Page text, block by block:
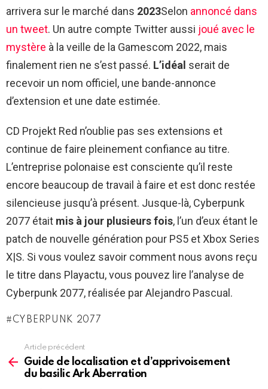
arrivera sur le marché dans 2023Selon annoncé dans
un tweet. Un autre compte Twitter aussi joué avec le
mystère à la veille de la Gamescom 2022, mais
finalement rien ne s’est passé. L’idéal serait de
recevoir un nom officiel, une bande-annonce
d’extension et une date estimée.
CD Projekt Red n’oublie pas ses extensions et
continue de faire pleinement confiance au titre.
L’entreprise polonaise est consciente qu’il reste
encore beaucoup de travail à faire et est donc restée
silencieuse jusqu’à présent. Jusque-là, Cyberpunk
2077 était mis à jour plusieurs fois, l’un d’eux étant le
patch de nouvelle génération pour PS5 et Xbox Series
X|S. Si vous voulez savoir comment nous avons reçu
le titre dans Playactu, vous pouvez lire l’analyse de
Cyberpunk 2077, réalisée par Alejandro Pascual.
CYBERPUNK 2077
more
Article précédent
Guide de localisation et d’apprivoisement
du basilic Ark Aberration